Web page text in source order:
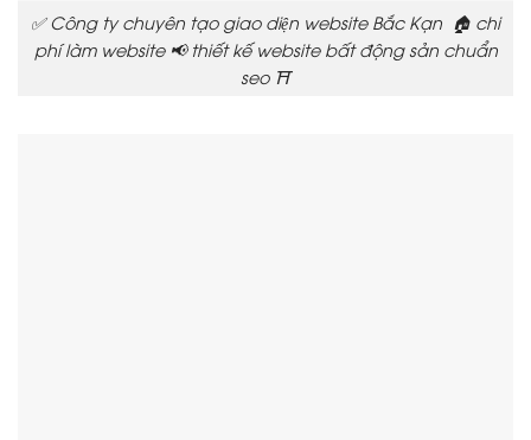
✅ Công ty chuyên tạo giao diện website Bắc Kạn 🏠 chi
phí làm website 📢 thiết kế website bất động sản chuẩn
seo ⛩️